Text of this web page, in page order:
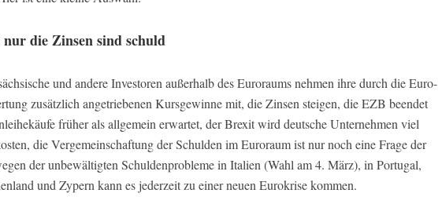
die Zinsen sind schuld
und andere Investoren außerhalb des Euroraums nehmen ihre durch die Euro-
zusätzlich angetriebenen Kursgewinne mit, die Zinsen steigen, die EZB beendet
früher als allgemein erwartet, der Brexit wird deutsche Unternehmen viel
die Vergemeinschaftung der Schulden im Euroraum ist nur noch eine Frage der
der unbewältigten Schuldenprobleme in Italien (Wahl am 4. März), in Portugal,
und Zypern kann es jederzeit zu einer neuen Eurokrise kommen.